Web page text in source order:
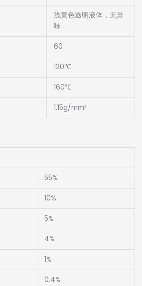
浅黄色透明液体，无异
味
60
120℃
160℃
1.15g/mm³
55%
10%
5%
4%
1%
0.4%